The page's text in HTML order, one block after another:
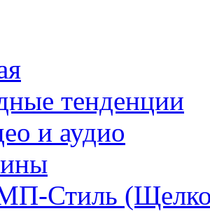
тенденции
и аудио
Стиль